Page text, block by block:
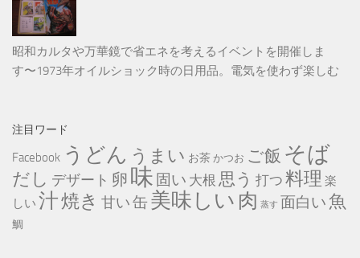
昭和カルタや万華鏡で省エネを考えるイベントを開催しま
す〜1973年オイルショック時の日用品。電気を使わず楽しむ
注目ワード
Facebook うどん うまい お茶 かつお ご飯 そば
だし デザート 卵 味 固い 大根 思う 打つ 料理 楽
しい 汁焼き 甘い缶美味しい 肉 蒸す 面白い 魚
鯛